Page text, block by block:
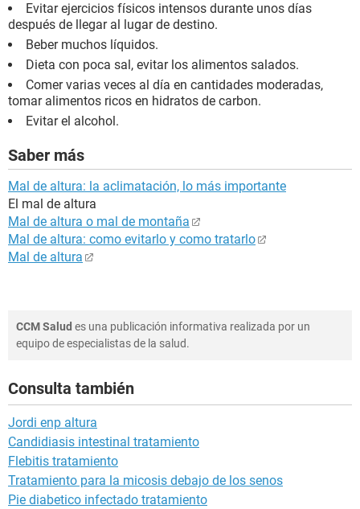
Evitar ejercicios físicos intensos durante unos días
después de llegar al lugar de destino.
Beber muchos líquidos.
Dieta con poca sal, evitar los alimentos salados.
Comer varias veces al día en cantidades moderadas,
tomar alimentos ricos en hidratos de carbon.
Evitar el alcohol.
Saber más
Mal de altura: la aclimatación, lo más importante
El mal de altura
Mal de altura o mal de montaña
Mal de altura: como evitarlo y como tratarlo
Mal de altura
CCM Salud es una publicación informativa realizada por un
equipo de especialistas de la salud.
Consulta también
Jordi enp altura
Candidiasis intestinal tratamiento
Flebitis tratamiento
Tratamiento para la micosis debajo de los senos
Pie diabetico infectado tratamiento